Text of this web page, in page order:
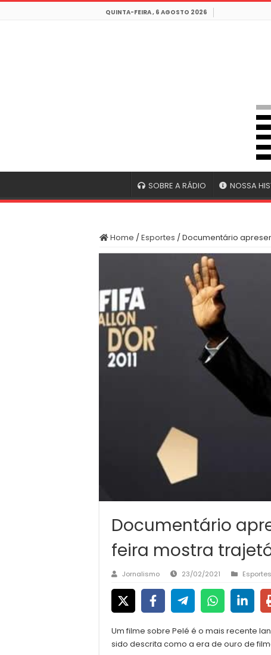
QUINTA-FEIRA , 6 AGOSTO 2026
SOBRE A RÁDIO NOSSA
Home /Esportes /Documentário
Documentário
feira mostra
Jornalismo 23/02/2021 Esportes
Um filme sobre Pelé é o mais recente
sido descrita como a era de ouro de